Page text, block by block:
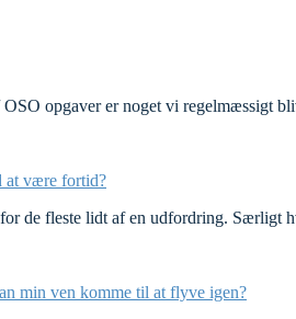
OSO opgaver er noget vi regelmæssigt
at være fortid?
de fleste lidt af en udfordring. Særligt
min ven komme til at flyve igen?